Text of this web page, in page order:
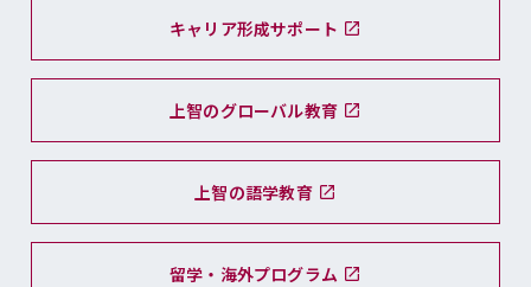
キャリア形成サポート
上智のグローバル教育
上智の語学教育
留学・海外プログラム